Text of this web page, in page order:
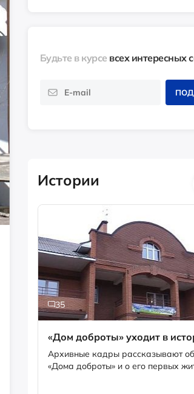
Будьте в курсе всех интересных
Истории
35
«Дом доброты» уходит в
Архивные кадры рассказывают
«Дома доброты» и о его первых